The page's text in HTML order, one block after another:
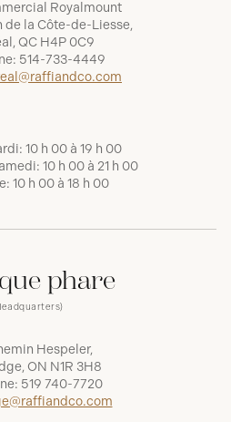
Royalmount
de la Côte-de-Liesse,
QC H4P 0C9
514-733-4449
10 h 00 à 19 h 00
10 h 00 à 21 h 00
10 h 00 à 18 h 00
phare
Hespeler,
ON N1R 3H8
519 740-7720